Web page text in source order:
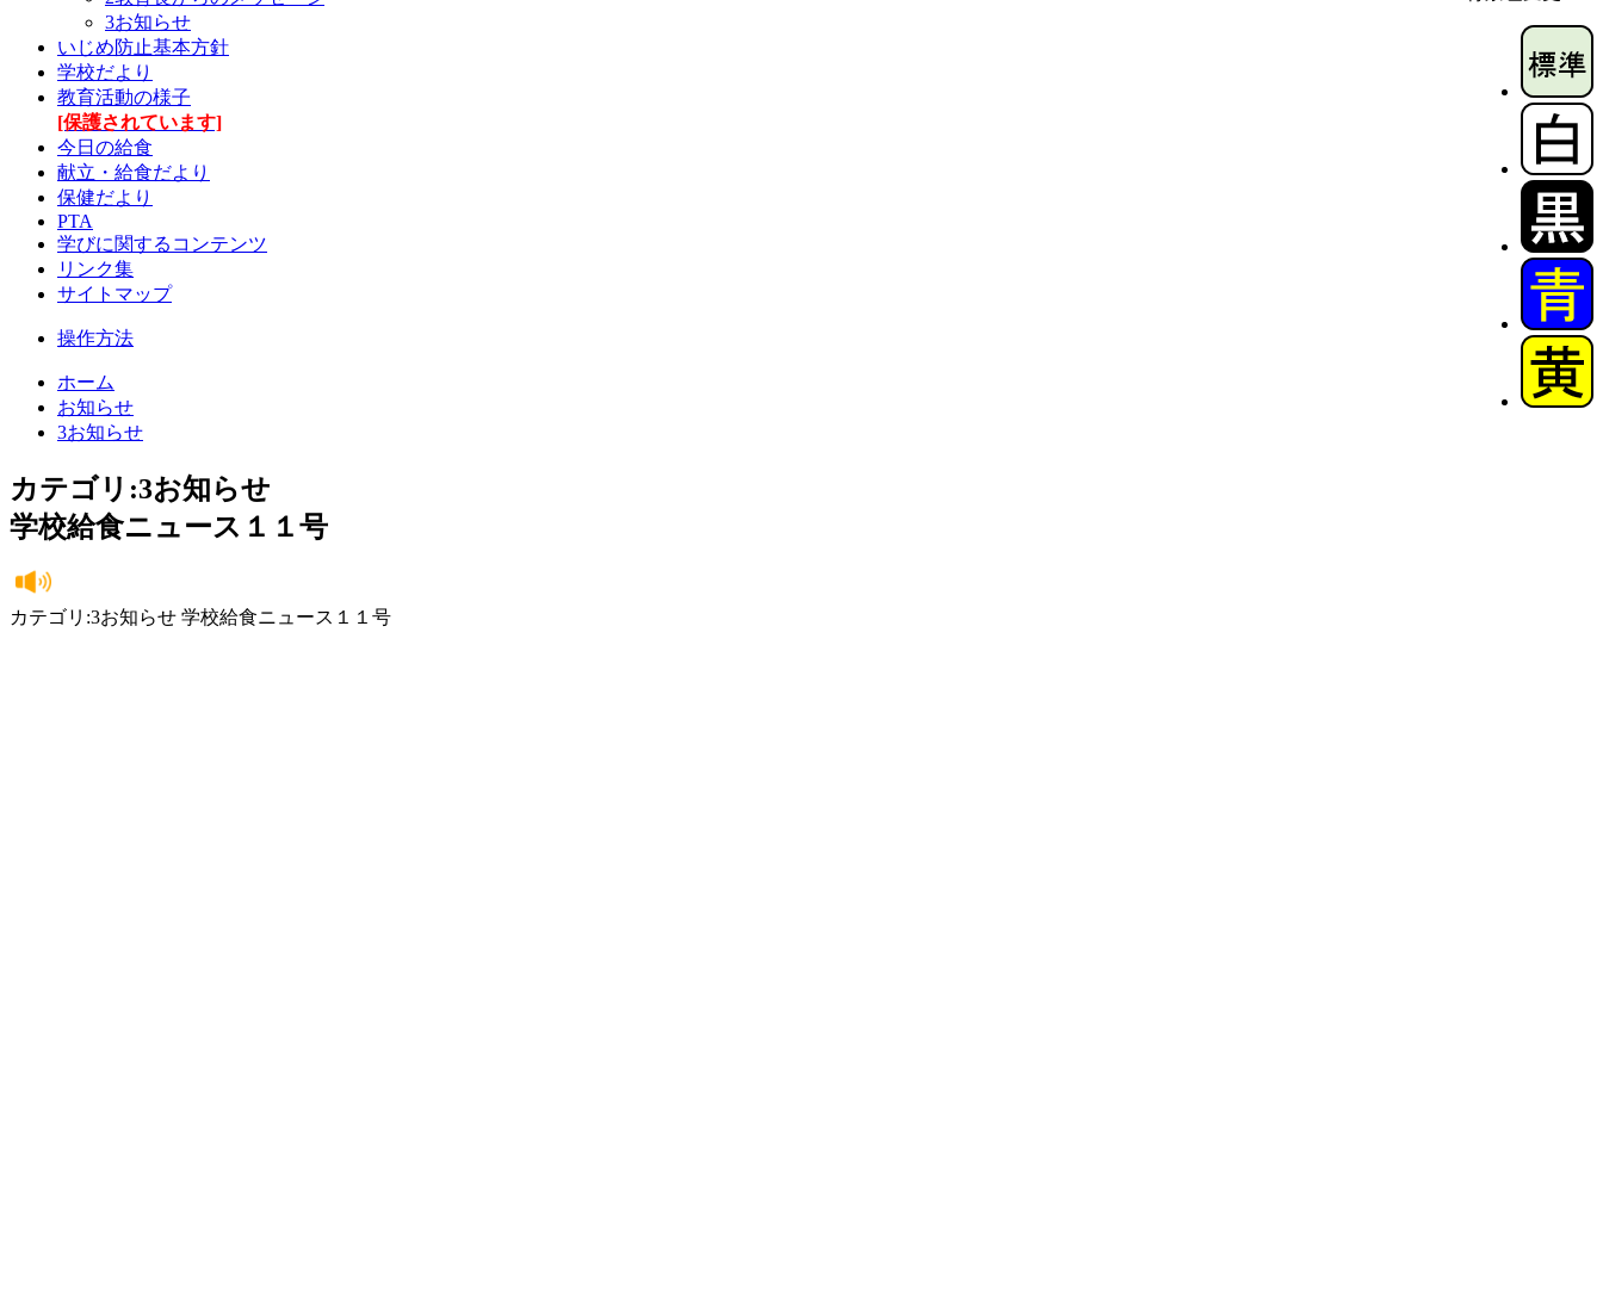
3お知らせ
いじめ防止基本方針
学校だより
教育活動の様子
[保護されています]
今日の給食
献立・給食だより
保健だより
PTA
学びに関するコンテンツ
リンク集
サイトマップ
操作方法
ホーム
お知らせ
3お知らせ
カテゴリ:3お知らせ
学校給食ニュース１１号
カテゴリ:3お知らせ 学校給食ニュース１１号